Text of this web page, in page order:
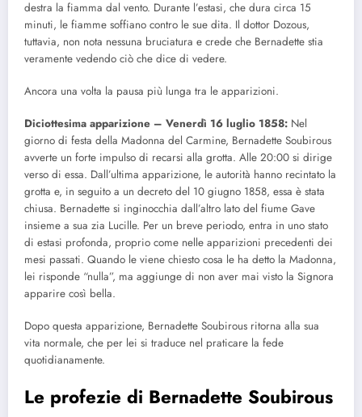
destra la fiamma dal vento. Durante l’estasi, che dura circa 15
minuti, le fiamme soffiano contro le sue dita. Il dottor Dozous,
tuttavia, non nota nessuna bruciatura e crede che Bernadette stia
veramente vedendo ciò che dice di vedere.
Ancora una volta la pausa più lunga tra le apparizioni.
Diciottesima apparizione – Venerdì 16 luglio 1858: Nel
giorno di festa della Madonna del Carmine, Bernadette Soubirous
avverte un forte impulso di recarsi alla grotta. Alle 20:00 si dirige
verso di essa. Dall’ultima apparizione, le autorità hanno recintato la
grotta e, in seguito a un decreto del 10 giugno 1858, essa è stata
chiusa. Bernadette si inginocchia dall’altro lato del fiume Gave
insieme a sua zia Lucille. Per un breve periodo, entra in uno stato
di estasi profonda, proprio come nelle apparizioni precedenti dei
mesi passati. Quando le viene chiesto cosa le ha detto la Madonna,
lei risponde “nulla”, ma aggiunge di non aver mai visto la Signora
apparire così bella.
Dopo questa apparizione, Bernadette Soubirous ritorna alla sua
vita normale, che per lei si traduce nel praticare la fede
quotidianamente.
Le profezie di Bernadette Soubirous